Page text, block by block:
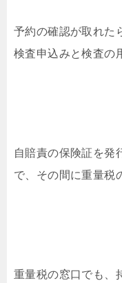
予約の確認が取れた
検査申込みと検査の
自賠責の保険証を発
で、その間に重量税
重量税の窓口でも、